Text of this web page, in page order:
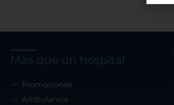
Más que un hospital
Promociones
Ambulancia